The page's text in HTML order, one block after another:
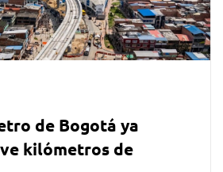
de Bogotá ya
kilómetros de